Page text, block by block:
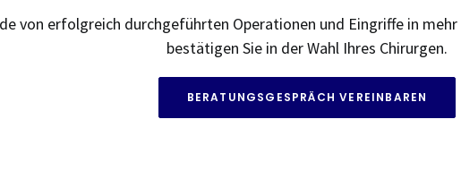
von erfolgreich durchgeführten Operationen und Eingriffe in
bestätigen Sie in der Wahl Ihres Chirurgen.
BERATUNGSGESPRÄCH VEREINBAREN